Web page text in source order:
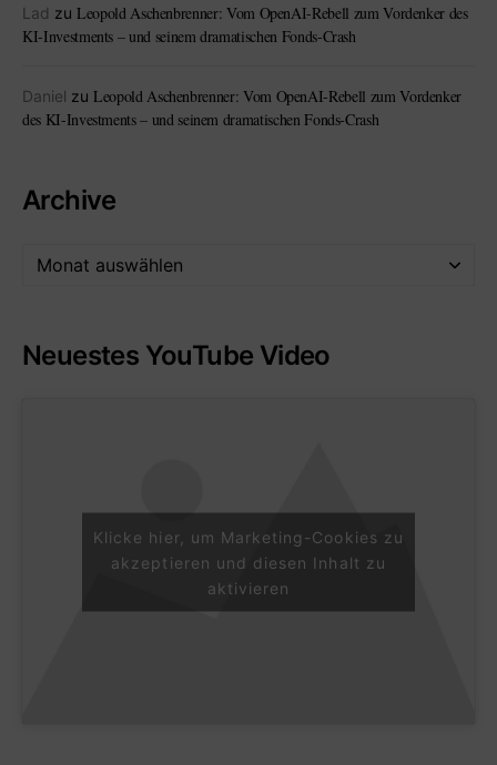
Lad zu Leopold Aschenbrenner: Vom OpenAI-Rebell zum Vordenker des
KI-Investments – und seinem dramatischen Fonds-Crash
Daniel zu Leopold Aschenbrenner: Vom OpenAI-Rebell zum Vordenker
des KI-Investments – und seinem dramatischen Fonds-Crash
Archive
Neuestes YouTube Video
Klicke hier, um Marketing-Cookies zu
akzeptieren und diesen Inhalt zu
aktivieren